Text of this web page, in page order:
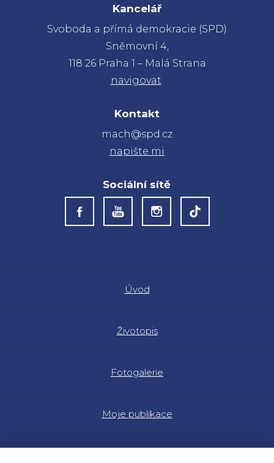
Kancelář
Svoboda a přímá demokracie (SPD)
Sněmovní 4,
118 26 Praha 1 – Malá Strana
navigovat
Kontakt
mach@spd.cz
napište mi
Sociální sítě
Úvod
Životopis
Fotogalerie
Moje publikace